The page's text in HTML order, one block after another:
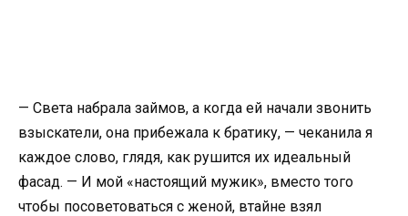
— Света набрала займов, а когда ей начали звонить
взыскатели, она прибежала к братику, — чеканила я
каждое слово, глядя, как рушится их идеальный
фасад. — И мой «настоящий мужик», вместо того
чтобы посоветоваться с женой, втайне взял